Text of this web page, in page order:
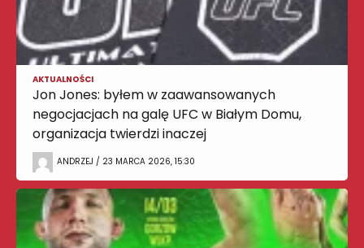
AKTUALNOŚCI
Jon Jones: byłem w zaawansowanych
negocjacjach na galę UFC w Białym Domu,
organizacja twierdzi inaczej
ANDRZEJ / 23 MARCA 2026, 15:30